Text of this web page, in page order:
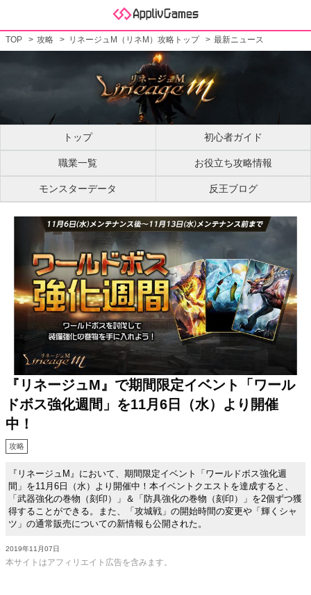
TOP 攻略 リネージュM（リネM）攻略トップ 最新ニュース
トップ 初心者ガイド
職業一覧 お役立ち攻略情報
モンスターデータ 反王ブログ
『リネージュM』で期間限定イベント「ワール
ドボス強化週間」を11月6日（水）より開催
中！
攻略
『リネージュM』において、期間限定イベント「ワールドボス強化週
間」を11月6日（水）より開催中！本イベントクエストを達成すると、
「武器強化の巻物（刻印）」＆「防具強化の巻物（刻印）」を2個ずつ獲
得することができる。また、「攻城戦」の開始時間の変更や「輝くシャ
ツ」の通常販売についての新情報も公開された。
2019年11月07日
本サイトはアフィリエイト広告を含みます。